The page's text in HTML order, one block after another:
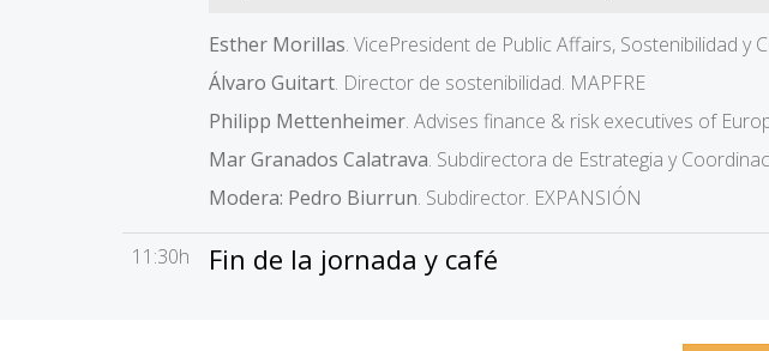
Esther Morillas. VicePresident de Public Affairs, Sostenibilidad y
Álvaro Guitart. Director de sostenibilidad. MAPFRE
Philipp Mettenheimer. Advises finance & risk executives of
Mar Granados Calatrava. Subdirectora de Estrategia y
Modera: Pedro Biurrun. Subdirector. EXPANSIÓN
11:30h Fin de la jornada y café